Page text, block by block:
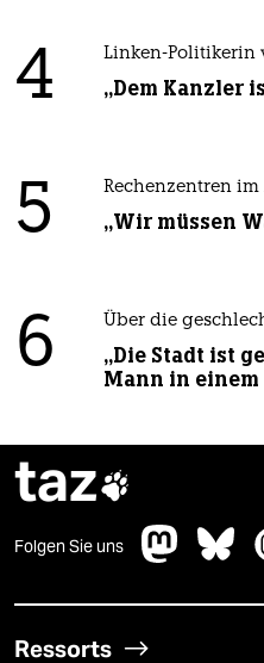
4 Linken-Politikerin
„Dem Kanzler
5 Rechenzentren im
„Wir müssen
6 Über die
„Die Stadt ist
Mann in einem
taz
Folgen Sie uns
Ressorts